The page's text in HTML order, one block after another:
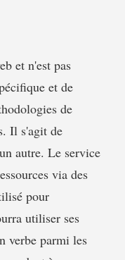
et n'est pas
et de
de
Il s'agit de
autre. Le service
via des
pour
utiliser ses
verbe parmi les